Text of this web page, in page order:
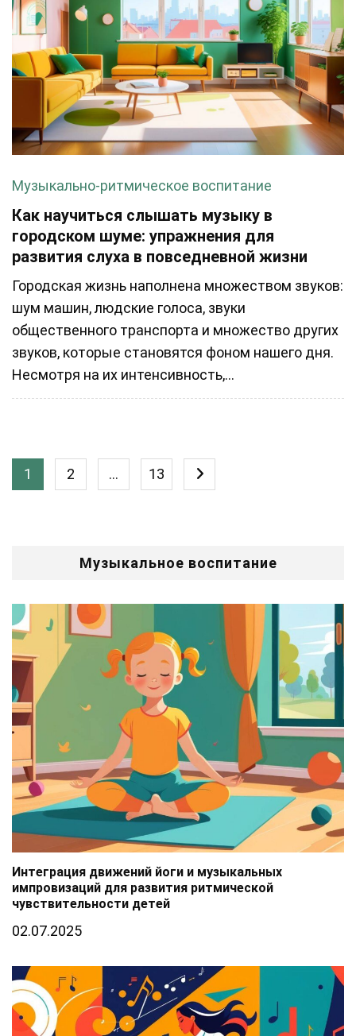
Музыкально-ритмическое воспитание
Как научиться слышать музыку в
городском шуме: упражнения для
развития слуха в повседневной жизни
Городская жизнь наполнена множеством звуков:
шум машин, людские голоса, звуки
общественного транспорта и множество других
звуков, которые становятся фоном нашего дня.
Несмотря на их интенсивность,...
1 2 … 13
Музыкальное воспитание
Интеграция движений йоги и музыкальных
импровизаций для развития ритмической
чувствительности детей
02.07.2025